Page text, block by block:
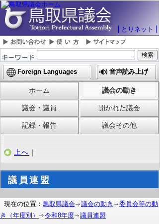
とりネット
Foreign Languages 音声読み上げ
ホーム 議会の動き
議会・議員 開かれた議会
記録・報告 議会その他
上へ ｜
議員連盟
現在の位置： 鳥取県議会 議会の動き
委員会等の動
き（年度別）
令和8年度 議員連盟